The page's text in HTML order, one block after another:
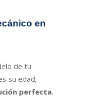
en
de tu
su edad,
perfecta.